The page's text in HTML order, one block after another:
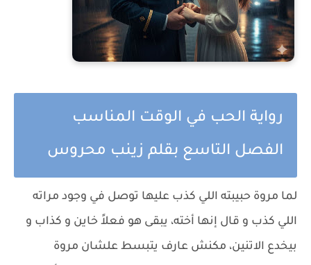
رواية الحب في الوقت المناسب
الفصل التاسع بقلم زينب محروس
لما مروة حبيبته اللي كذب عليها توصل في وجود مراته
اللي كذب و قال إنها أخته، يبقى هو فعلاً خاين و كذاب و
بيخدع الاتنين، مكنش عارف يتبسط علشان مروة